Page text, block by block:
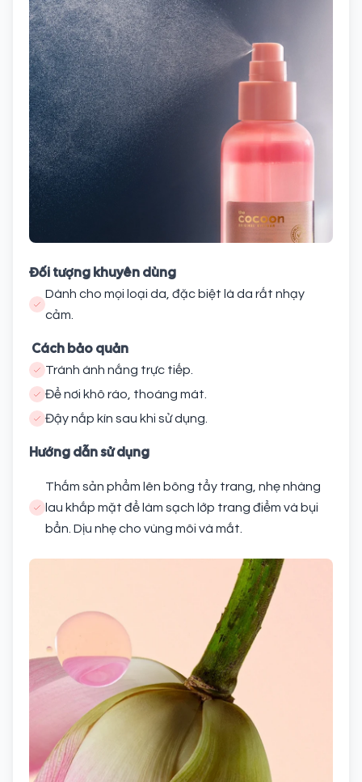
Đối tượng khuyên dùng
Dành cho mọi loại da, đặc biệt là da rất nhạy
cảm.
Cách bảo quản
Tránh ánh nắng trực tiếp.
Để nơi khô ráo, thoáng mát.
Đậy nắp kín sau khi sử dụng.
Hướng dẫn sử dụng
Thấm sản phẩm lên bông tẩy trang, nhẹ nhàng
lau khắp mặt để làm sạch lớp trang điểm và bụi
bẩn. Dịu nhẹ cho vùng môi và mắt.